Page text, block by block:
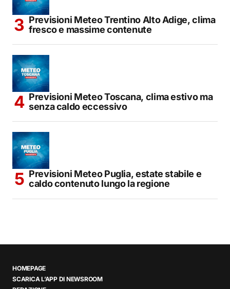
Previsioni Meteo Trentino Alto Adige, clima
fresco e massime contenute
Previsioni Meteo Toscana, clima estivo ma
senza caldo eccessivo
Previsioni Meteo Puglia, estate stabile e
caldo contenuto lungo la regione
HOMEPAGE
SCARICA L’APP DI NEWSROOM